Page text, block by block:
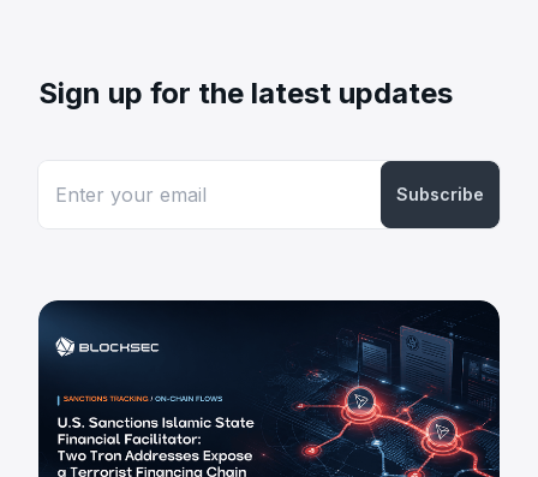
Sign up for the latest updates
Subscribe